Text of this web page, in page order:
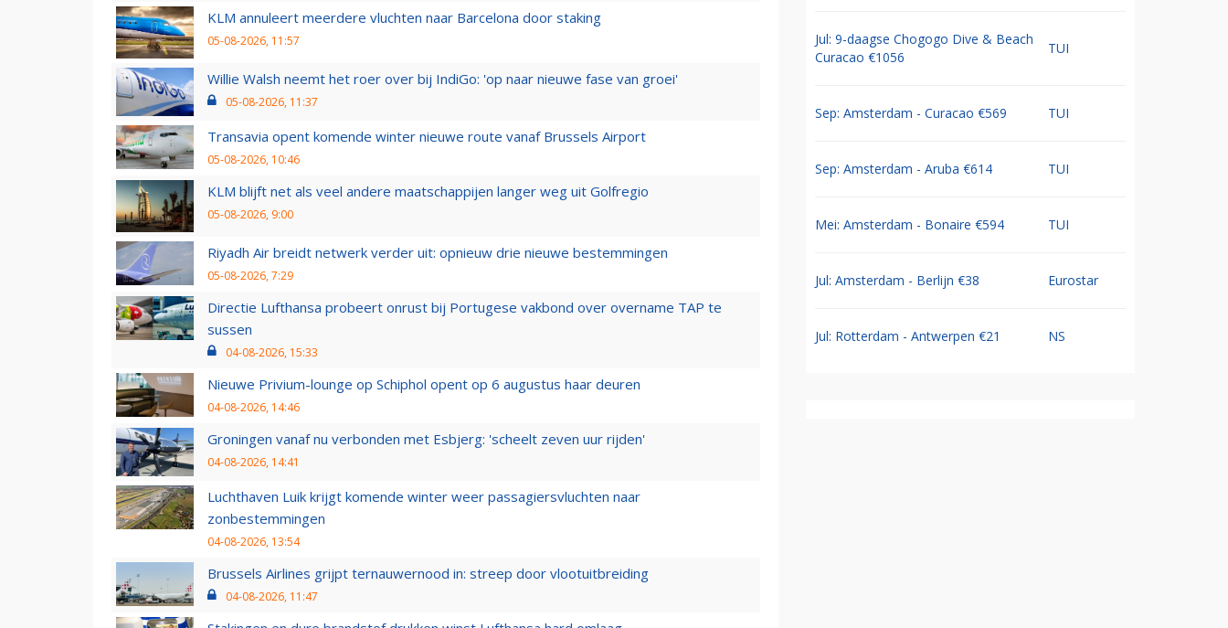
KLM annuleert meerdere vluchten naar Barcelona door staking
05-08-2026, 11:57
Willie Walsh neemt het roer over bij IndiGo: 'op naar nieuwe fase van groei'
05-08-2026, 11:37
Transavia opent komende winter nieuwe route vanaf Brussels Airport
05-08-2026, 10:46
KLM blijft net als veel andere maatschappijen langer weg uit Golfregio
05-08-2026, 9:00
Riyadh Air breidt netwerk verder uit: opnieuw drie nieuwe bestemmingen
05-08-2026, 7:29
Directie Lufthansa probeert onrust bij Portugese vakbond over overname TAP te
sussen
04-08-2026, 15:33
Nieuwe Privium-lounge op Schiphol opent op 6 augustus haar deuren
04-08-2026, 14:46
Groningen vanaf nu verbonden met Esbjerg: 'scheelt zeven uur rijden'
04-08-2026, 14:41
Luchthaven Luik krijgt komende winter weer passagiersvluchten naar
zonbestemmingen
04-08-2026, 13:54
Brussels Airlines grijpt ternauwernood in: streep door vlootuitbreiding
04-08-2026, 11:47
Jul: 9-daagse Chogogo Dive & Beach
Curacao €1056
TUI
Sep: Amsterdam - Curacao €569 TUI
Sep: Amsterdam - Aruba €614 TUI
Mei: Amsterdam - Bonaire €594 TUI
Jul: Amsterdam - Berlijn €38 Eurostar
Jul: Rotterdam - Antwerpen €21 NS